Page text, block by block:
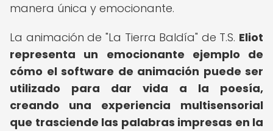
manera única y emocionante.
La animación de "La Tierra Baldía" de T.S. Eliot
representa un emocionante ejemplo de
cómo el software de animación puede ser
utilizado para dar vida a la poesía,
creando una experiencia multisensorial
que trasciende las palabras impresas en la